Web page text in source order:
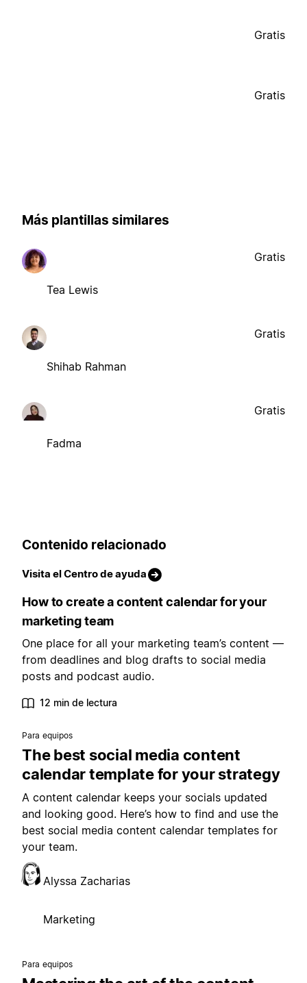
Gratis
Gratis
Más plantillas similares
Tea Lewis
Gratis
Shihab Rahman
Gratis
Fadma
Gratis
Contenido relacionado
Visita el Centro de ayuda
How to create a content calendar for your
marketing team
One place for all your marketing team’s content —
from deadlines and blog drafts to social media
posts and podcast audio.
12 min de lectura
Para equipos
The best social media content
calendar template for your strategy
A content calendar keeps your socials updated
and looking good. Here’s how to find and use the
best social media content calendar templates for
your team.
Alyssa Zacharias
Marketing
Para equipos